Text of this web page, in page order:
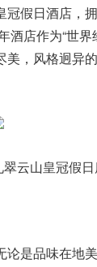
冠假日酒店 ，
店作为“世
，风格迥异
云山皇冠假日
是品味在地